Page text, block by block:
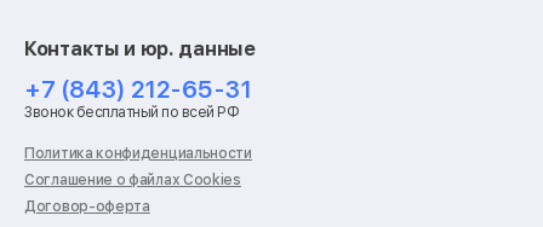
Ремонт роботов-пылесосов
Ремонт холодильников
Ремонт стиральных машин
Ремонт пылесосов
Ремонт варочных панелей
Ремонт духовых шкафов
Ремонт кондиционеров
Ремонт кухонных комбайнов
Контакты и юр. данные
+7 (843) 212-65-31
Звонок бесплатный по всей РФ
Политика конфиденциальности
Соглашение о файлах Cookies
Договор-оферта